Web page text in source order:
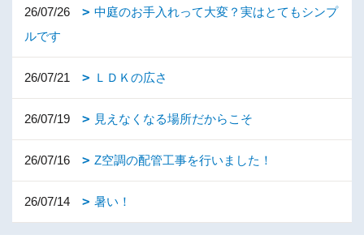
26/07/26
中庭のお手入れって大変？実はとてもシンプ
ルです
26/07/21 ＬＤＫの広さ
26/07/19 見えなくなる場所だからこそ
26/07/16 Z空調の配管工事を行いました！
26/07/14 暑い！